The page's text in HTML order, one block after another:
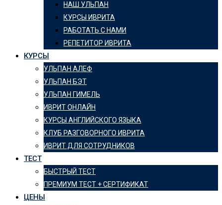
НАШ УЛЬПАН
КУРСЫ ИВРИТА
РАБОТАТЬ С НАМИ
РЕПЕТИТОР ИВРИТА
КУРСЫ
УЛЬПАН АЛЕФ
УЛЬПАН БЭТ
УЛЬПАН ГИМЕЛЬ
ИВРИТ ОНЛАЙН
КУРСЫ АНГЛИЙСКОГО ЯЗЫКА
КЛУБ РАЗГОВОРНОГО ИВРИТА
ИВРИТ ДЛЯ СОТРУДНИКОВ
ТЕСТ
БЫСТРЫЙ ТЕСТ
ПРЕМИУМ ТЕСТ + СЕРТИФИКАТ
ЦЕНЫ